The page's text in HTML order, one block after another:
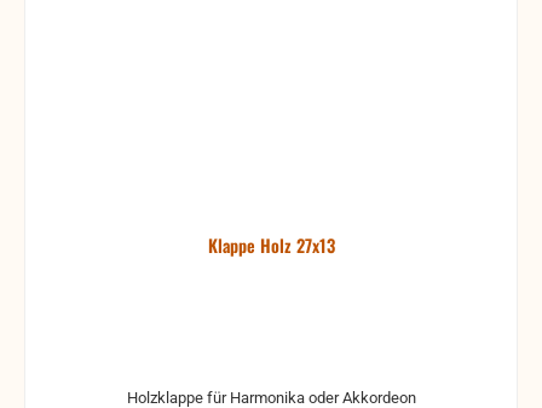
Klappe Holz 27x13
Holzklappe für Harmonika oder Akkordeon